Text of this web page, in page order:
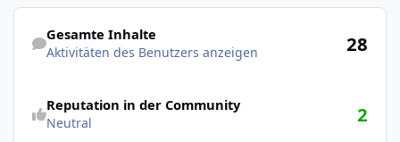
Aktivitäten des Benutzers anzeigen
Gesamte Inhalte
Aktivitäten des Benutzers anzeigen 28
Reputation in der Community
Neutral 2